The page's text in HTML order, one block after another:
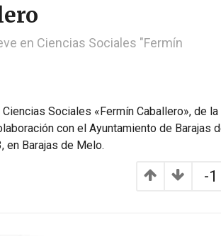
en Ciencias Sociales "Fermín
Sociales «Fermín Caballero», de la
con el Ayuntamiento de Barajas
en Barajas de Melo.
-1